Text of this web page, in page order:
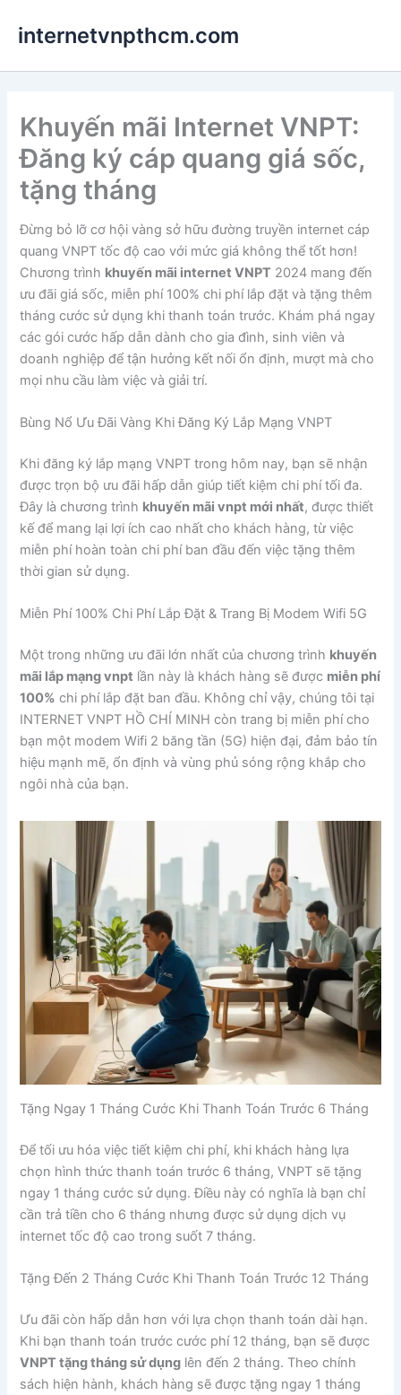
dung
internetvnpthcm.com
Khuyến mãi Internet VNPT:
Đăng ký cáp quang giá sốc,
tặng tháng
Đừng bỏ lỡ cơ hội vàng sở hữu đường truyền internet cáp
quang VNPT tốc độ cao với mức giá không thể tốt hơn!
Chương trình khuyến mãi internet VNPT 2024 mang đến
ưu đãi giá sốc, miễn phí 100% chi phí lắp đặt và tặng thêm
tháng cước sử dụng khi thanh toán trước. Khám phá ngay
các gói cước hấp dẫn dành cho gia đình, sinh viên và
doanh nghiệp để tận hưởng kết nối ổn định, mượt mà cho
mọi nhu cầu làm việc và giải trí.
Bùng Nổ Ưu Đãi Vàng Khi Đăng Ký Lắp Mạng VNPT
Khi đăng ký lắp mạng VNPT trong hôm nay, bạn sẽ nhận
được trọn bộ ưu đãi hấp dẫn giúp tiết kiệm chi phí tối đa.
Đây là chương trình khuyến mãi vnpt mới nhất, được thiết
kế để mang lại lợi ích cao nhất cho khách hàng, từ việc
miễn phí hoàn toàn chi phí ban đầu đến việc tặng thêm
thời gian sử dụng.
Miễn Phí 100% Chi Phí Lắp Đặt & Trang Bị Modem Wifi 5G
Một trong những ưu đãi lớn nhất của chương trình khuyến
mãi lắp mạng vnpt lần này là khách hàng sẽ được miễn phí
100% chi phí lắp đặt ban đầu. Không chỉ vậy, chúng tôi tại
INTERNET VNPT HỒ CHÍ MINH còn trang bị miễn phí cho
bạn một modem Wifi 2 băng tần (5G) hiện đại, đảm bảo tín
hiệu mạnh mẽ, ổn định và vùng phủ sóng rộng khắp cho
ngôi nhà của bạn.
Tặng Ngay 1 Tháng Cước Khi Thanh Toán Trước 6 Tháng
Để tối ưu hóa việc tiết kiệm chi phí, khi khách hàng lựa
chọn hình thức thanh toán trước 6 tháng, VNPT sẽ tặng
ngay 1 tháng cước sử dụng. Điều này có nghĩa là bạn chỉ
cần trả tiền cho 6 tháng nhưng được sử dụng dịch vụ
internet tốc độ cao trong suốt 7 tháng.
Tặng Đến 2 Tháng Cước Khi Thanh Toán Trước 12 Tháng
Ưu đãi còn hấp dẫn hơn với lựa chọn thanh toán dài hạn.
Khi bạn thanh toán trước cước phí 12 tháng, bạn sẽ được
VNPT tặng tháng sử dụng lên đến 2 tháng. Theo chính
sách hiện hành, khách hàng sẽ được tặng ngay 1 tháng